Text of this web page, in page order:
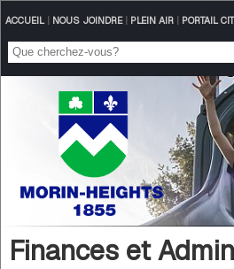
ACCUEIL| NOUS JOINDRE| PLEIN AIR| PORTAIL
Finances et